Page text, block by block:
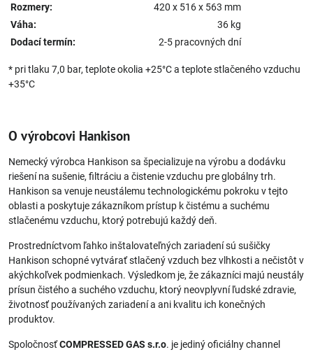
Rozmery:
420 x 516 x 563 mm
Váha:
36 kg
Dodací termín:
2-5 pracovných dní
* pri tlaku 7,0 bar, teplote okolia +25°C a teplote stlačeného vzduchu
+35°C
O výrobcovi Hankison
Nemecký výrobca Hankison sa špecializuje na výrobu a dodávku
riešení na sušenie, filtráciu a čistenie vzduchu pre globálny trh.
Hankison sa venuje neustálemu technologickému pokroku v tejto
oblasti a poskytuje zákazníkom prístup k čistému a suchému
stlačenému vzduchu, ktorý potrebujú každý deň.
Prostredníctvom ľahko inštalovateľných zariadení sú sušičky
Hankison schopné vytvárať stlačený vzduch bez vlhkosti a nečistôt v
akýchkoľvek podmienkach. Výsledkom je, že zákazníci majú neustály
prísun čistého a suchého vzduchu, ktorý neovplyvní ľudské zdravie,
životnosť používaných zariadení a ani kvalitu ich konečných
produktov.
SpoločnosťCOMPRESSED GAS s.r.o. je jediný oficiálny channel